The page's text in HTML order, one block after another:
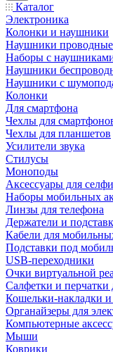
Каталог
Электроника
Колонки и наушники
Наушники проводные
Наборы с
Наушники
Наушники с
Колонки
Для смартфона
Чехлы для
Чехлы для планшетов
Усилители звука
Стилусы
Моноподы
Аксессуары для селфи
Наборы мобильных
Линзы для телефона
Держатели и
Кабели для
Подставки под
USB-переходники
Очки виртуальной
Салфетки и перчатки
Кошельки-накладки и
Органайзеры для
Компьютерные
Мыши
Коврики